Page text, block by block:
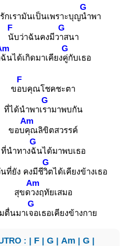
กเรามันเป็นเพราะบุญ
G
นำพา
F
นับว่าฉันคงมีว
G
าสนา
ฉันได้เกิดมาเคียง
G
คู่กับเธอ
ข
F
อบคุณโชคชะตา
ที่ได้นำพาเ
G
รามาพบกัน
ขอบ
Am
คุณลิขิตสวรรค์
ที่นำทาง
G
ฉันได้มาพบเธอ
ที่ยัง คงมีชี
G
วิตได้เคียงข้างเธอ
สุขด
Am
วงฤทัยเสมอ
ตื่นมาเ
G
จอเธอเคียงข้างกาย
: | F |G |Am |G |